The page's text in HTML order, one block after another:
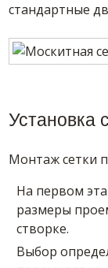
стандартные
Установка
Монтаж сетки
На первом
размеры
створке.
Выбор